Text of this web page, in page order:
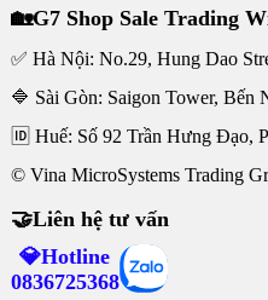
🏡G7 Shop Sale Trading
✅ Hà Nội: No.29, Hung Dao
🔷 Sài Gòn: Saigon Tower, Bến
🆔 Huế: Số 92 Trần Hưng Đạo,
© Vina MicroSystems Trading
🤝Liên hệ tư vấn
💎Hotline
0836725368